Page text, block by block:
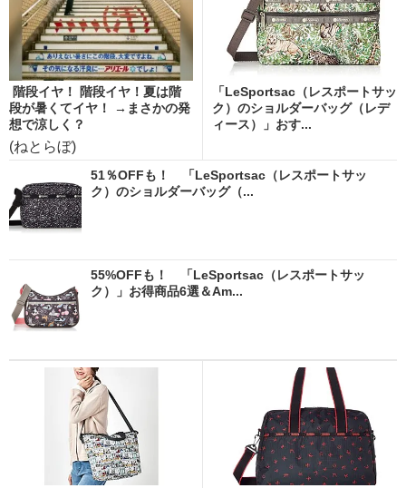
階段イヤ！ 階段イヤ！夏は階
段が暑くてイヤ！ →まさかの発
想で涼しく？
(ねとらぼ)
「LeSportsac（レスポートサッ
ク）のショルダーバッグ（レデ
ィース）」おす...
51％OFFも！ 「LeSportsac（レスポートサッ
ク）のショルダーバッグ（...
55%OFFも！ 「LeSportsac（レスポートサッ
ク）」お得商品6選＆Am...